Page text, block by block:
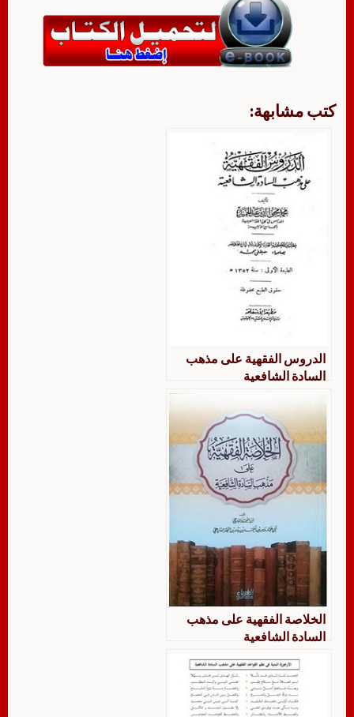
كتب مشابهة:
الدروس الفقهية على مذهب
السادة الشافعية
الخلاصة الفقهية على مذهب
السادة الشافعية